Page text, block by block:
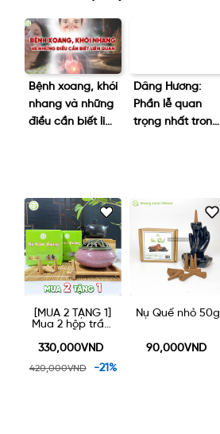
Bệnh xoang, khói
nhang và những
điều cần biết liên
Dâng Hương:
Phần lễ quan
trọng nhất trong
[MUA 2 TẶNG 1]
Mua 2 hộp trầm
tặng một lư gốm
xông trầm 90k
330,000VND
420,000VND -21%
Nụ Quế nhỏ 50g
90,000VND